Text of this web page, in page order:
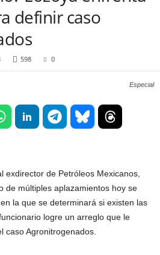
definir caso
598 0
Especial
exdirector de Petróleos Mexicanos,
de múltiples aplazamientos hoy se
la que se determinará si existen las
logre un arreglo que le
caso Agronitrogenados.